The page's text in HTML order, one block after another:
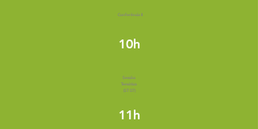
Conferência II
10h
Sessão
Temática
(ST 07)
11h